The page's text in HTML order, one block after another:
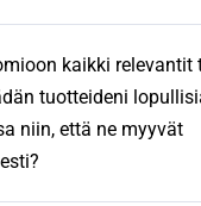
kaikki relevantit
tuotteideni
niin, että ne myyvät